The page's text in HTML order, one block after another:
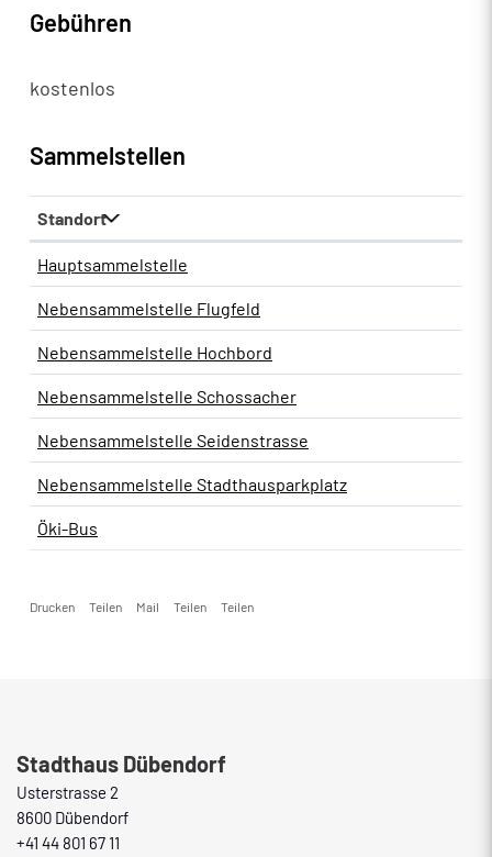
Gebühren
kostenlos
Sammelstellen
Standort
Hauptsammelstelle
Nebensammelstelle Flugfeld
Nebensammelstelle Hochbord
Nebensammelstelle Schossacher
Nebensammelstelle Seidenstrasse
Nebensammelstelle Stadthausparkplatz
Öki-Bus
Drucken Teilen Mail Teilen Teilen
Stadthaus Dübendorf
Usterstrasse 2
8600 Dübendorf
+41 44 801 67 11